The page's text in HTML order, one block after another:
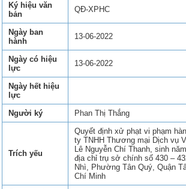
Ký hiệu văn
bản
QĐ-XPHC
Ngày ban
hành
13-06-2022
Ngày có hiệu
lực
13-06-2022
Ngày hết hiệu
lực
Người ký
Phan Thị Thắng
Trích yếu
Quyết định xử phạt vi phạm
ty TNHH Thương mại Dịch vụ
Lê Nguyễn Chí Thanh, sinh
địa chỉ trụ sở chính số 430 –
Nhì, Phường Tân Quý, Quận
Chí Minh